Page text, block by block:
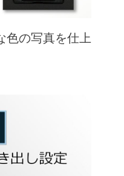
色の写真を仕上